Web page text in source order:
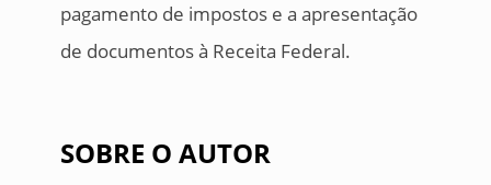
pagamento de impostos e a apresentação
de documentos à Receita Federal.
SOBRE O AUTOR